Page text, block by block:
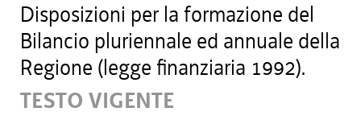
Disposizioni per la formazione del
Bilancio pluriennale ed annuale della
Regione (legge finanziaria 1992).
TESTO VIGENTE